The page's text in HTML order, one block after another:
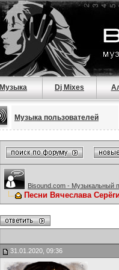
Музыка Dj Mixes
Музыка пользователей
Bisound.com - Музыкальный
Песни Вячеслава
31.01.2020, 09:36